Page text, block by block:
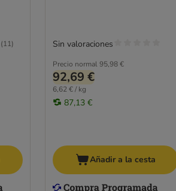
(11)
Precio normal95,98 €
92,69 €
6,62 € / kg
87,13 €
Sin valoraciones
Añadir a la cesta